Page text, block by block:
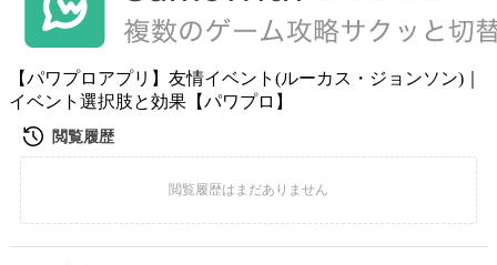
【パワプロアプリ】友情イベント(ルーカス・ジョンソン)｜
イベント選択肢と効果【パワプロ】